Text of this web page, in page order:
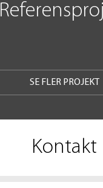
SE FLER PROJEKT
Kontakt